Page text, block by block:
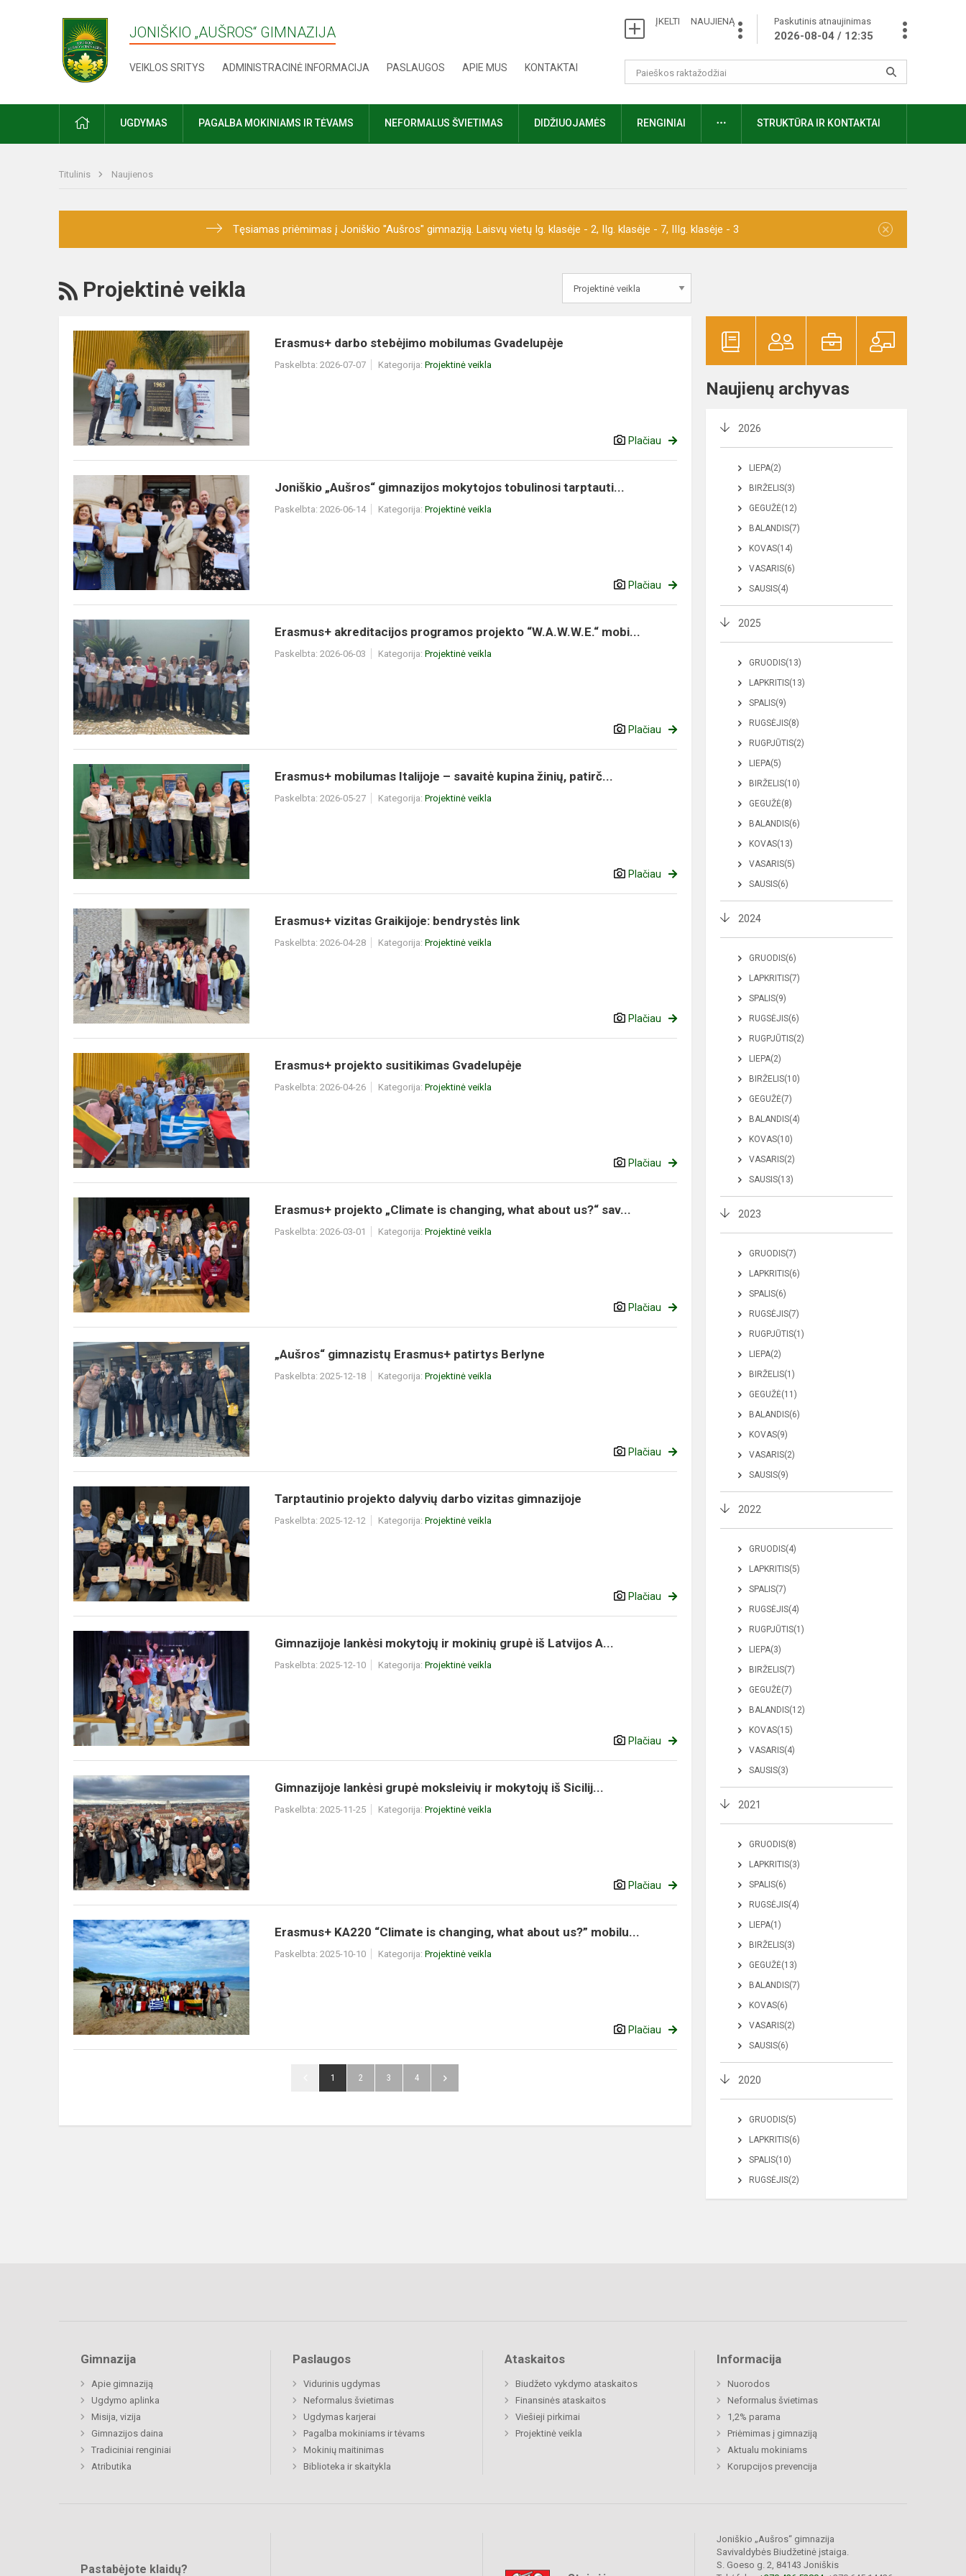
JONIŠKIO „AUŠROS“ GIMNAZIJA
VEIKLOS SRITYS ADMINISTRACINĖ INFORMACIJA PASLAUGOS APIE MUS KONTAKTAI
ĮKELTI NAUJIENĄ Paskutinis atnaujinimas
2026-08-04 / 12:35
UGDYMAS PAGALBA MOKINIAMS IR TĖVAMS NEFORMALUS ŠVIETIMAS DIDŽIUOJAMĖS RENGINIAI STRUKTŪRA IR KONTAKTAI
Titulinis Naujienos
Tęsiamas priėmimas į Joniškio "Aušros" gimnaziją. Laisvų vietų Ig. klasėje - 2, IIg. klasėje - 7, IIIg. klasėje - 3 ×
Projektinė veikla
Erasmus+ darbo stebėjimo mobilumas Gvadelupėje
Paskelbta: 2026-07-07 Kategorija: Projektinė veikla
Plačiau
Joniškio „Aušros“ gimnazijos mokytojos tobulinosi tarptauti...
Paskelbta: 2026-06-14 Kategorija: Projektinė veikla
Plačiau
Erasmus+ akreditacijos programos projekto “W.A.W.W.E.“ mobi...
Paskelbta: 2026-06-03 Kategorija: Projektinė veikla
Plačiau
Erasmus+ mobilumas Italijoje – savaitė kupina žinių, patirč...
Paskelbta: 2026-05-27 Kategorija: Projektinė veikla
Plačiau
Erasmus+ vizitas Graikijoje: bendrystės link
Paskelbta: 2026-04-28 Kategorija: Projektinė veikla
Plačiau
Erasmus+ projekto susitikimas Gvadelupėje
Paskelbta: 2026-04-26 Kategorija: Projektinė veikla
Plačiau
Erasmus+ projekto „Climate is changing, what about us?“ sav...
Paskelbta: 2026-03-01 Kategorija: Projektinė veikla
Plačiau
„Aušros“ gimnazistų Erasmus+ patirtys Berlyne
Paskelbta: 2025-12-18 Kategorija: Projektinė veikla
Plačiau
Tarptautinio projekto dalyvių darbo vizitas gimnazijoje
Paskelbta: 2025-12-12 Kategorija: Projektinė veikla
Plačiau
Gimnazijoje lankėsi mokytojų ir mokinių grupė iš Latvijos A...
Paskelbta: 2025-12-10 Kategorija: Projektinė veikla
Plačiau
Gimnazijoje lankėsi grupė moksleivių ir mokytojų iš Sicilij...
Paskelbta: 2025-11-25 Kategorija: Projektinė veikla
Plačiau
Erasmus+ KA220 “Climate is changing, what about us?” mobilu...
Paskelbta: 2025-10-10 Kategorija: Projektinė veikla
Plačiau
1 2 3 4
Naujienų archyvas
2026
LIEPA(2)
BIRŽELIS(3)
GEGUŽĖ(12)
BALANDIS(7)
KOVAS(14)
VASARIS(6)
SAUSIS(4)
2025
GRUODIS(13)
LAPKRITIS(13)
SPALIS(9)
RUGSĖJIS(8)
RUGPJŪTIS(2)
LIEPA(5)
BIRŽELIS(10)
GEGUŽĖ(8)
BALANDIS(6)
KOVAS(13)
VASARIS(5)
SAUSIS(6)
2024
GRUODIS(6)
LAPKRITIS(7)
SPALIS(9)
RUGSĖJIS(6)
RUGPJŪTIS(2)
LIEPA(2)
BIRŽELIS(10)
GEGUŽĖ(7)
BALANDIS(4)
KOVAS(10)
VASARIS(2)
SAUSIS(13)
2023
GRUODIS(7)
LAPKRITIS(6)
SPALIS(6)
RUGSĖJIS(7)
RUGPJŪTIS(1)
LIEPA(2)
BIRŽELIS(1)
GEGUŽĖ(11)
BALANDIS(6)
KOVAS(9)
VASARIS(2)
SAUSIS(9)
2022
GRUODIS(4)
LAPKRITIS(5)
SPALIS(7)
RUGSĖJIS(4)
RUGPJŪTIS(1)
LIEPA(3)
BIRŽELIS(7)
GEGUŽĖ(7)
BALANDIS(12)
KOVAS(15)
VASARIS(4)
SAUSIS(3)
2021
GRUODIS(8)
LAPKRITIS(3)
SPALIS(6)
RUGSĖJIS(4)
LIEPA(1)
BIRŽELIS(3)
GEGUŽĖ(13)
BALANDIS(7)
KOVAS(6)
VASARIS(2)
SAUSIS(6)
2020
GRUODIS(5)
LAPKRITIS(6)
SPALIS(10)
RUGSĖJIS(2)
Gimnazija
Apie gimnaziją
Ugdymo aplinka
Misija, vizija
Gimnazijos daina
Tradiciniai renginiai
Atributika
Paslaugos
Vidurinis ugdymas
Neformalus švietimas
Ugdymas karjerai
Pagalba mokiniams ir tėvams
Mokinių maitinimas
Biblioteka ir skaitykla
Ataskaitos
Biudžeto vykdymo ataskaitos
Finansinės ataskaitos
Viešieji pirkimai
Projektinė veikla
Informacija
Nuorodos
Neformalus švietimas
1,2% parama
Priėmimas į gimnaziją
Aktualu mokiniams
Korupcijos prevencija
Pastabėjote klaidų?
Joniškio „Aušros“ gimnazija
Savivaldybės Biudžetinė įstaiga.
S. Goeso g. 2, 84143 Joniškis